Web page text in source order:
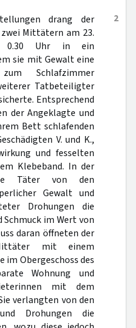
2
drang der
Mittätern am 23.
0.30 Uhr in ein
sie mit Gewalt eine
Schlafzimmer
Tatbeteiligter
Entsprechend
der Angeklagte und
Bett schlafenden
V. und K.,
und fesselten
Klebeband. In der
Täter von den
Gewalt und
Drohungen die
Schmuck im Wert von
daran öffneten der
mit einem
im Obergeschoss des
Wohnung und
mit dem
verlangten von den
Drohungen die